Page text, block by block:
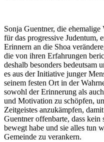
Sonja Guentner, die
für das progressive Judentum,
Erinnern an die Shoa
die von ihren Erfahrungen
deshalb besonders bedeutsam
es aus der Initiative junger
seinem festen Ort in der
sowohl der Erinnerung als
und Motivation zu schöpfen,
Zeitgeistes anzukämpfen,
Guentner offenbarte, dass kein
bewegt habe und sie alles tun
Gemeinde zu verankern.